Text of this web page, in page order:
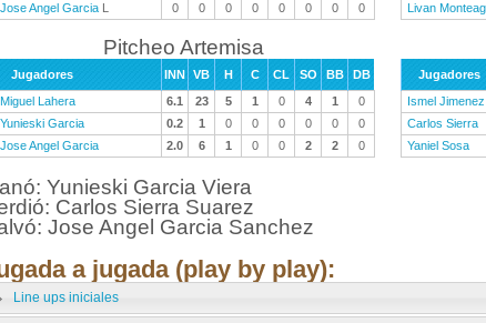
Jose Angel Garcia L 0 0 0 0 0 0 0 0
Livan
Pitcheo Artemisa
Jugadores INN VB H C CL SO BB
DB
Miguel Lahera
6.1 23 5 1 0 4 1
0
Yunieski Garcia
0.2 1 0 0 0 0 0
0
Jose Angel Garcia
2.0 6 1 0 0 2 2 0
Jugadores
Ismel Jimenez
Carlos Sierra
Yaniel Sosa
Yunieski Garcia Viera
Carlos Sierra Suarez
Jose Angel Garcia Sanchez
a jugada (play by play):
Line ups iniciales